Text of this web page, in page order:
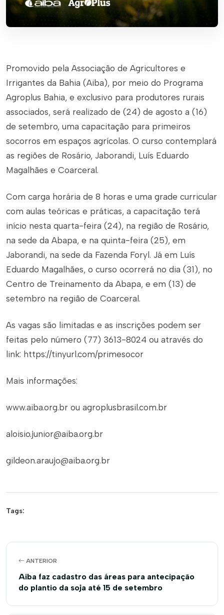
Promovido pela Associação de Agricultores e
Irrigantes da Bahia (Aiba), por meio do Programa
Agroplus Bahia, e exclusivo para produtores rurais
associados, será realizado de (24) de agosto a (16)
de setembro, uma capacitação para primeiros
socorros em espaços agrícolas. O curso contemplará
as regiões de Rosário, Jaborandi, Luís Eduardo
Magalhães e Coarceral.
Com carga horária de 8 horas e uma grade curricular
com aulas teóricas e práticas, a capacitação terá
início nesta quarta-feira (24), na região de Rosário,
na sede da Abapa, e na quinta-feira (25), em
Jaborandi, na sede da Fazenda Foryl. Já em Luís
Eduardo Magalhães, o curso ocorrerá no dia (31), no
Centro de Treinamento da Abapa, e em (13) de
setembro na região de Coarceral.
As vagas são limitadas e as inscrições podem ser
feitas pelo número (77) 3613-8024 ou através do
link: https://tinyurl.com/primesocor
Mais informações:
www.aiba.org.br ou agroplusbrasil.com.br
aloisio.junior@aiba.org.br
gildeon.araujo@aiba.org.br
Tags:
ANTERIOR
Aiba faz cadastro das áreas para antecipação
do plantio da soja até 15 de setembro